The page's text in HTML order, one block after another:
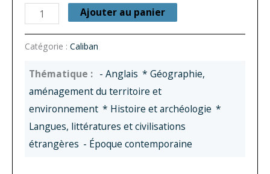
quantité
de
Caliban
59
Les
Rencontres
de
Ajouter au panier
Catégorie : Caliban
- Anglais * Géographie,
aménagement du territoire et
environnement * Histoire et archéologie *
Langues, littératures et civilisations
étrangères - Époque contemporaine